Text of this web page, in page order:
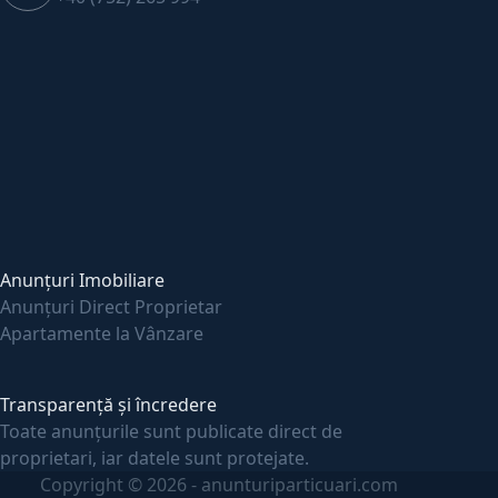
Anunțuri Imobiliare
Anunțuri Direct Proprietar
Apartamente la Vânzare
Transparență și încredere
Toate anunțurile sunt publicate direct de
proprietari, iar datele sunt protejate.
Copyright © 2026 - anunturiparticuari.com